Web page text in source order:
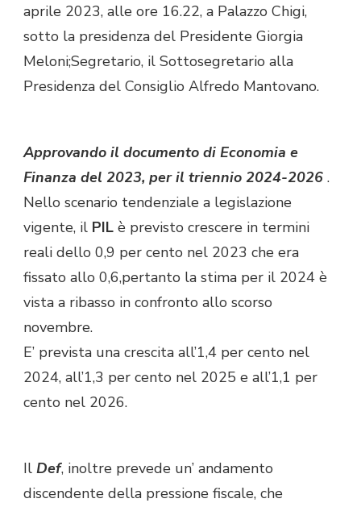
aprile 2023, alle ore 16.22, a Palazzo Chigi,
sotto la presidenza del Presidente Giorgia
Meloni;Segretario, il Sottosegretario alla
Presidenza del Consiglio Alfredo Mantovano.
Approvando il documento di Economia e
Finanza del 2023, per il triennio 2024-2026 .
Nello scenario tendenziale a legislazione
vigente, il PIL è previsto crescere in termini
reali dello 0,9 per cento nel 2023 che era
fissato allo 0,6,pertanto la stima per il 2024 è
vista a ribasso in confronto allo scorso
novembre.
E’ prevista una crescita all’1,4 per cento nel
2024, all’1,3 per cento nel 2025 e all’1,1 per
cento nel 2026.
Il Def, inoltre prevede un’ andamento
discendente della pressione fiscale, che